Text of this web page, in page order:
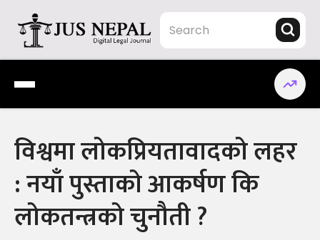
content
Jus Nepal | www.jusnepal.com
Digital Legal Journal
विश्वमा लोकप्रियतावादको लहर
: नयाँ पुस्ताको आकर्षण कि
लोकतन्त्रको चुनौती ?